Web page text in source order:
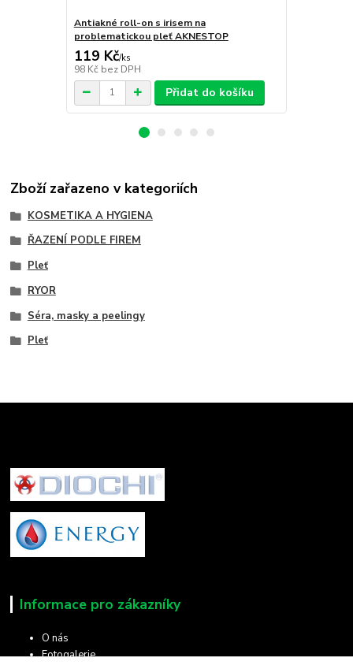
Antiakné roll-on s irisem na
problematickou pleť AKNESTOP
119 Kč/ks
98 Kč bez DPH
Přidat do košíku
Zboží zařazeno v kategoriích
KOSMETIKA A HYGIENA
ŘAZENÍ PODLE FIREM
Pleť
RYOR
Séra, masky a peelingy
Pleť
Informace pro zákazníky
O nás
Fotogalerie